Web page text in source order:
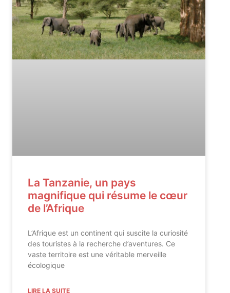
La Tanzanie, un pays
magnifique qui résume le cœur
de l’Afrique
L’Afrique est un continent qui suscite la curiosité
des touristes à la recherche d’aventures. Ce
vaste territoire est une véritable merveille
écologique
LIRE LA SUITE